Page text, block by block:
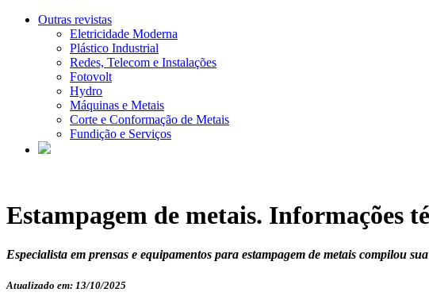
Outras revistas
Eletricidade Moderna
Plástico Industrial
Redes, Telecom e Instalações
Fotovolt
Hydro
Máquinas e Metais
Corte e Conformação de Metais
Fundição e Serviços
Estampagem de metais. Informações
Especialista em prensas e equipamentos para estampagem de metais compilou
Atualizado em: 13/10/2025